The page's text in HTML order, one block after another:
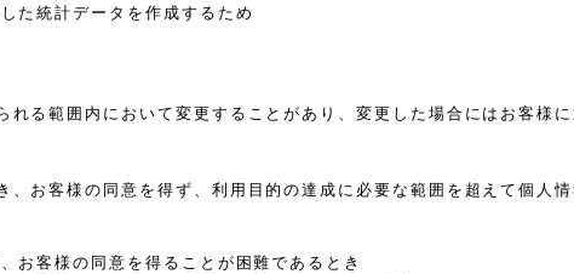
た統計データを作成するため
る範囲内において変更することがあり、変更した場合にはお客様に
お客様の同意を得ず、利用目的の達成に必要な範囲を超えて個人
お客様の同意を得ることが困難であるとき